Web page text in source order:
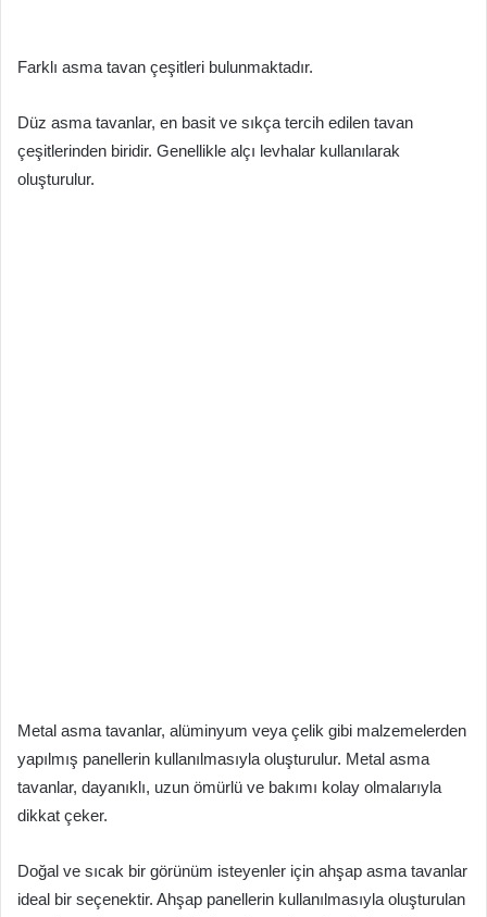
Farklı asma tavan çeşitleri bulunmaktadır.
Düz asma tavanlar, en basit ve sıkça tercih edilen tavan
çeşitlerinden biridir. Genellikle alçı levhalar kullanılarak
oluşturulur.
Metal asma tavanlar, alüminyum veya çelik gibi malzemelerden
yapılmış panellerin kullanılmasıyla oluşturulur. Metal asma
tavanlar, dayanıklı, uzun ömürlü ve bakımı kolay olmalarıyla
dikkat çeker.
Doğal ve sıcak bir görünüm isteyenler için ahşap asma tavanlar
ideal bir seçenektir. Ahşap panellerin kullanılmasıyla oluşturulan